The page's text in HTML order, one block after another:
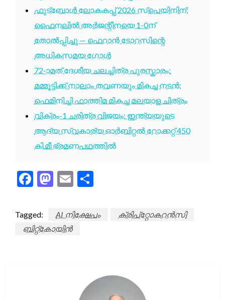
ഫുട്ബോൾ ലോകകപ്പ് 2026 സ്പെയിനിന്;
ഫൈനലിൽ അർജന്റീനയെ 1-0ന്
തോൽപ്പിച്ചു — ഫെറാൻ ടോറസിന്റെ
അധികസമയ ഗോൾ
72-ാമത് ദേശീയ ചലച്ചിത്ര പുരസ്കാരം:
മമ്മൂട്ടിക്ക് നാലാം തവണയും മികച്ച നടൻ;
ഫെമിനിച്ചി ഫാത്തിമ മികച്ച മലയാള ചിത്രം
വിക്രം-1 ചരിത്ര വിജയം: ഇന്ത്യയുടെ
ആദ്യ സ്വകാര്യ ഓർബിറ്റൽ റോക്കറ്റ് 450
കി.മീ ഭ്രമണപഥത്തിൽ
Facebook
Mastodon
Email
Tagged: AI നിക്ഷേപം
ക്രിപ്റ്റോകറൻസി
ബിറ്റ്കോയിൻ